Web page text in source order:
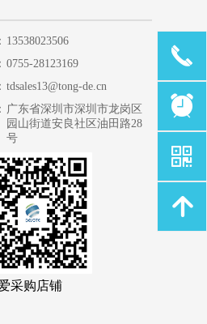
13538023506
0755-28123169
tdsales13@tong-de.cn
广东省深圳市深圳市龙岗区
园山街道安良社区油田路28
号
采购店铺
끅
뀥
낃
녕